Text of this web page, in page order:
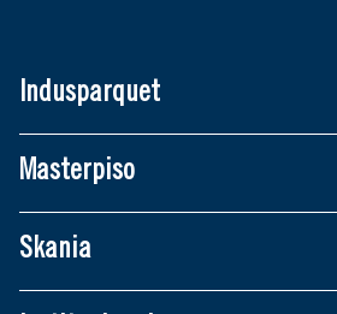
Indusparquet
Masterpiso
Skania